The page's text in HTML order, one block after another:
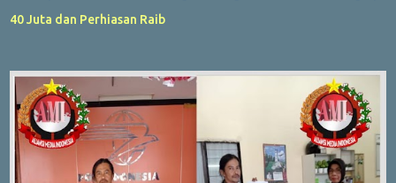
40 Juta dan Perhiasan Raib